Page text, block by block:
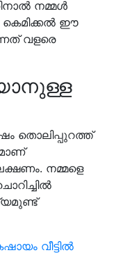
നമ്മൾ
കെമിക്കൽ ഈ
വളരെ
തൊലിപ്പുറത്ത്
നമ്മളെ
വീട്ടിൽ